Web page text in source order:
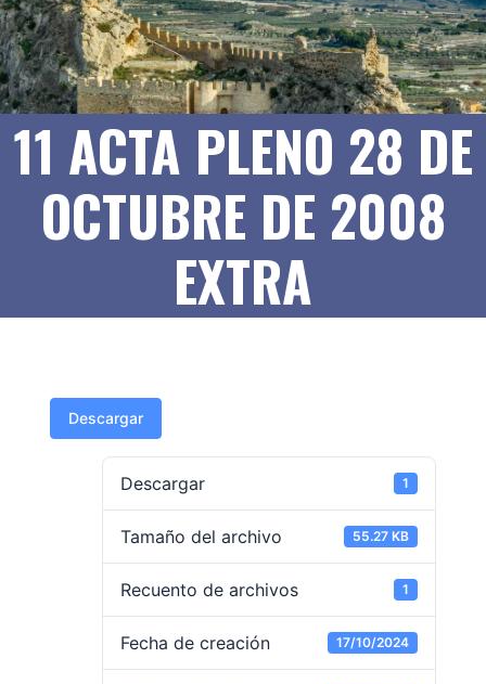
11 ACTA PLENO 28 DE
OCTUBRE DE 2008
EXTRA
Descargar
Descargar 1
Tamaño del archivo 55.27 KB
Recuento de archivos 1
Fecha de creación 17/10/2024